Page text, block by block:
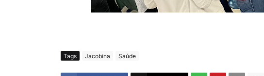
Tags Jacobina Saúde